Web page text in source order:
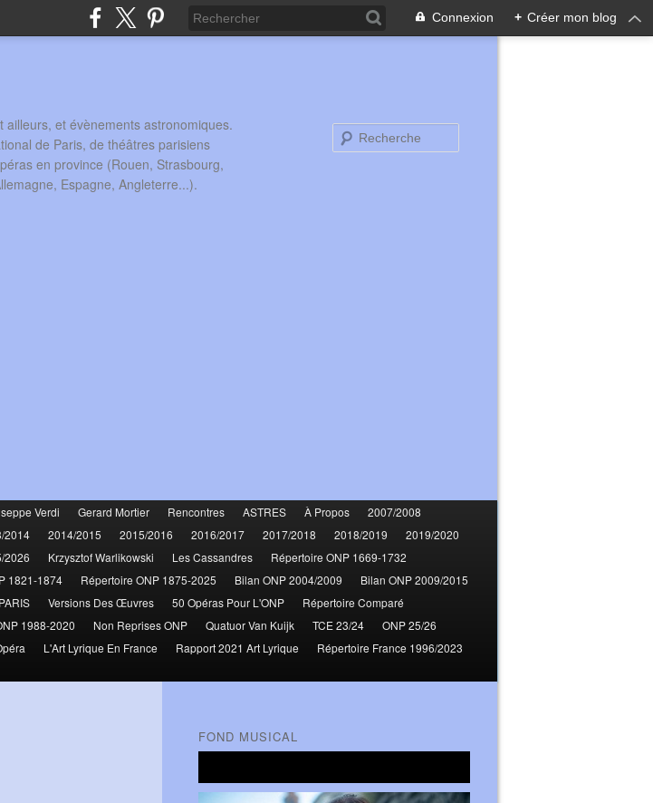
Connexion + Créer mon blog
et évènements astronomiques.
de Paris, de théâtres parisiens
en province (Rouen, Strasbourg,
Espagne, Angleterre...).
Verdi Gerard Mortier Rencontres ASTRES À Propos
2007/2008
2014 2014/2015 2015/2016 2016/2017 2017/2018 2018/2019
2019/2020
2026 Krzysztof Warlikowski Les Cassandres
Répertoire ONP 1669-1732
1821-1874 Répertoire ONP 1875-2025 Bilan ONP 2004/2009
Bilan ONP 2009/2015
Versions Des Œuvres 50 Opéras Pour L'ONP
Répertoire Comparé
1988-2020 Non Reprises ONP Quatuor Van Kuijk TCE 23/24
ONP 25/26
L'Art Lyrique En France Rapport 2021 Art Lyrique
Répertoire France 1996/2023
FOND MUSICAL